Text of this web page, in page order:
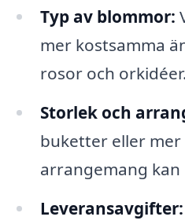
Typ av blommor:
mer kostsamma
rosor och orkidéer.
Storlek och
buketter eller
arrangemang kan
Leveransavgifter: